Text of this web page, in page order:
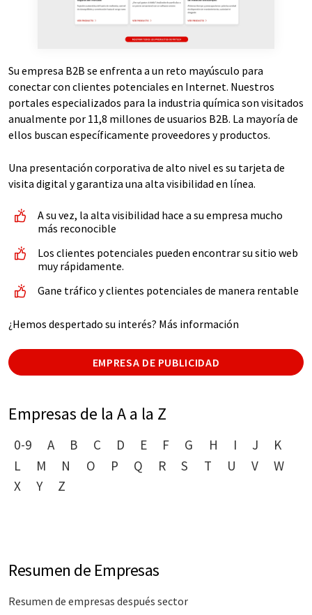
Su empresa B2B se enfrenta a un reto mayúsculo para
conectar con clientes potenciales en Internet. Nuestros
portales especializados para la industria química son visitados
anualmente por 11,8 millones de usuarios B2B. La mayoría de
ellos buscan específicamente proveedores y productos.
Una presentación corporativa de alto nivel es su tarjeta de
visita digital y garantiza una alta visibilidad en línea.
A su vez, la alta visibilidad hace a su empresa mucho
más reconocible
Los clientes potenciales pueden encontrar su sitio web
muy rápidamente.
Gane tráfico y clientes potenciales de manera rentable
¿Hemos despertado su interés? Más información
EMPRESA DE PUBLICIDAD
Empresas de la A a la Z
0-9 A B C D E F G H I J
K
L
M N O P Q R S T U V
W
X
Y Z
Resumen de Empresas
Resumen de empresas después sector